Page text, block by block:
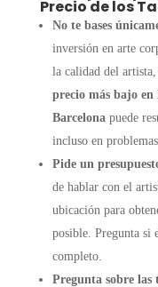
Precio de los
No te bases
inversión en arte
la calidad del
precio más bajo en
Barcelona puede
incluso en problemas
Pide un
de hablar con el
ubicación para
posible. Pregunta si
completo.
Pregunta sobre las